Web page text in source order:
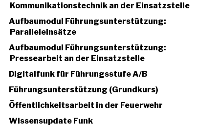
Kommunikationstechnik an der Einsatzstelle
Aufbaumodul Führungsunterstützung:
Paralleleinsätze
Aufbaumodul Führungsunterstützung:
Pressearbeit an der Einsatzstelle
Digitalfunk für Führungsstufe A/B
Führungsunterstützung (Grundkurs)
Öffentlichkeitsarbeit in der Feuerwehr
Wissensupdate Funk